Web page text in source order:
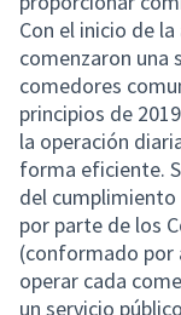
Con el inicio de
comenzaron una
comedores
principios de
la operación
forma eficiente.
del
por parte de los
(conformado por
operar cada
un servicio